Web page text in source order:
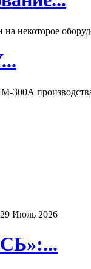
некоторое
29 Июль 2026